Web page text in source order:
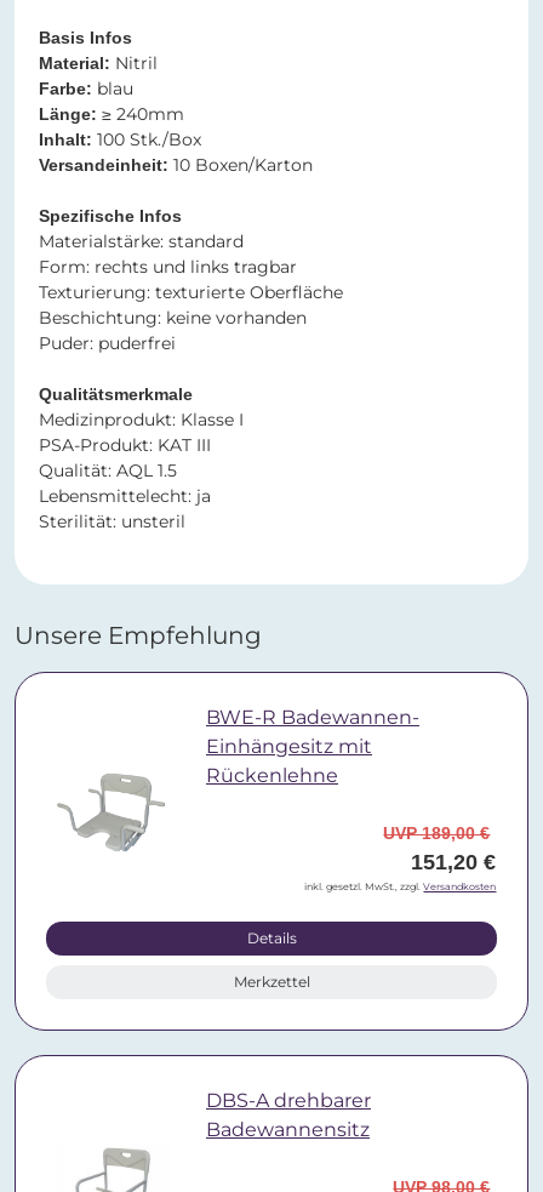
Basis Infos
Material: Nitril​​
Farbe: blau​​​​​​​​​​​​​​
Länge: ≥ 240mm
Inhalt: 100 Stk./Box
Versandeinheit: 10 Boxen/Karton
Spezifische Infos​​​​​​​
​​​​​​​Materialstärke: standard
Form: rechts und links tragbar
Texturierung: texturierte Oberfläche
Beschichtung: keine vorhanden
Puder: puderfrei
Qualitätsmerkmale
Medizinprodukt: Klasse I
PSA-Produkt: KAT III
Qualität: AQL 1.5
Lebensmittelecht: ja
Sterilität: unsteril
Unsere Empfehlung
BWE-R Badewannen-
Einhängesitz mit
Rückenlehne
UVP 189,00 €
151,20 €
inkl. gesetzl. MwSt., zzgl.Versandkosten
Details
Merkzettel
DBS-A drehbarer
Badewannensitz
UVP 98,00 €